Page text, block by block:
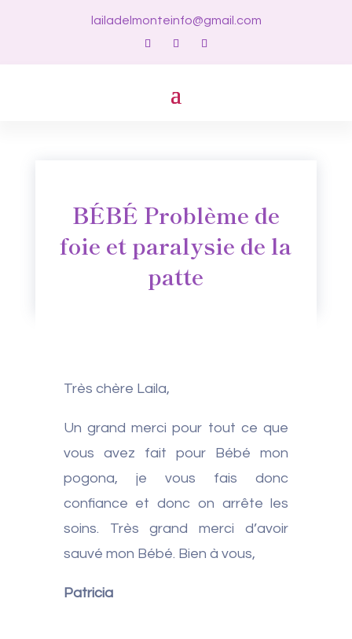
lailadelmonteinfo@gmail.com
BÉBÉ Problème de
foie et paralysie de la
patte
Très chère Laila,
Un grand merci pour tout ce que
vous avez fait pour Bébé mon
pogona, je vous fais donc
confiance et donc on arrête les
soins. Très grand merci d’avoir
sauvé mon Bébé. Bien à vous,
Patricia